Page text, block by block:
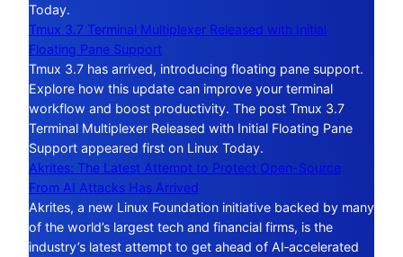
Today.
Tmux 3.7 Terminal Multiplexer Released with Initial
Floating Pane Support
Tmux 3.7 has arrived, introducing floating pane support.
Explore how this update can improve your terminal
workflow and boost productivity. The post Tmux 3.7
Terminal Multiplexer Released with Initial Floating Pane
Support appeared first on Linux Today.
Akrites: The Latest Attempt to Protect Open-Source
From AI Attacks Has Arrived
Akrites, a new Linux Foundation initiative backed by many
of the world’s largest tech and financial firms, is the
industry’s latest attempt to get ahead of AI‑accelerated